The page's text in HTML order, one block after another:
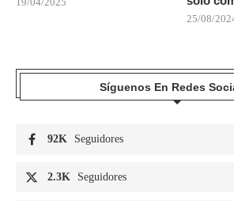
25/08/
Síguenos En Redes
92K Seguidores
2.3K Seguidores